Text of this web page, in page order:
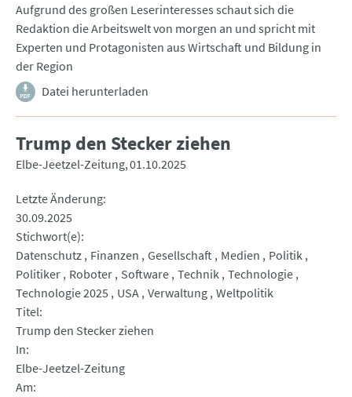
Aufgrund des großen Leserinteresses schaut sich die
Redaktion die Arbeitswelt von morgen an und spricht mit
Experten und Protagonisten aus Wirtschaft und Bildung in
der Region
Datei herunterladen
Trump den Stecker ziehen
Elbe-Jeetzel-Zeitung 01.10.2025
Letzte Änderung
30.09.2025
Stichwort(e)
Datenschutz Finanzen Gesellschaft Medien
Politik
Politiker Roboter Software Technik Technologie
Technologie 2025
USA Verwaltung Weltpolitik
Titel
Trump den Stecker ziehen
In
Elbe-Jeetzel-Zeitung
Am